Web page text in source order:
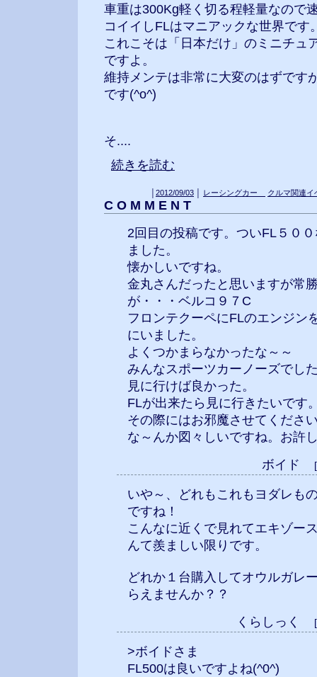
車重は300Kg軽く切る程軽量なので
コイイしFLはマニアックな世界です
これこそは「日本だけ」のミニチュ
ですよ。
維持メンテは非常に大変のはずです
です(^o^)
そ....
続きを読む
2012/09/03 レーシングカー クルマ関連イ
C O M M E N T
2回目の投稿です。ついFL５０
ました。
懐かしいですね。
金丸さんだったと思いますが常
が・・・ベルコ９７C
フロンテクーペにFLのエンジン
にいました。
よくつかまらなかったな～～
みんなスポーツカーノーズでし
見に行けば良かった。
FLが出来たら見に行きたいです
その際にはお邪魔させてくださ
な～んか図々しいですね。お許
ボイド
いや～、どれもこれもヨダレも
ですね！
こんなに近くで見れてエキゾー
んて羨ましい限りです。
どれか１台購入してオウルガレ
らえませんか？？
くらしっく
>ボイドさま
FL500は良いですよね(^0^)